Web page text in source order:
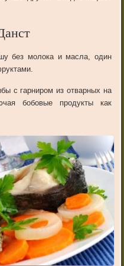
без молока и масла, один
с гарниром из отварных на
бобовые продукты как